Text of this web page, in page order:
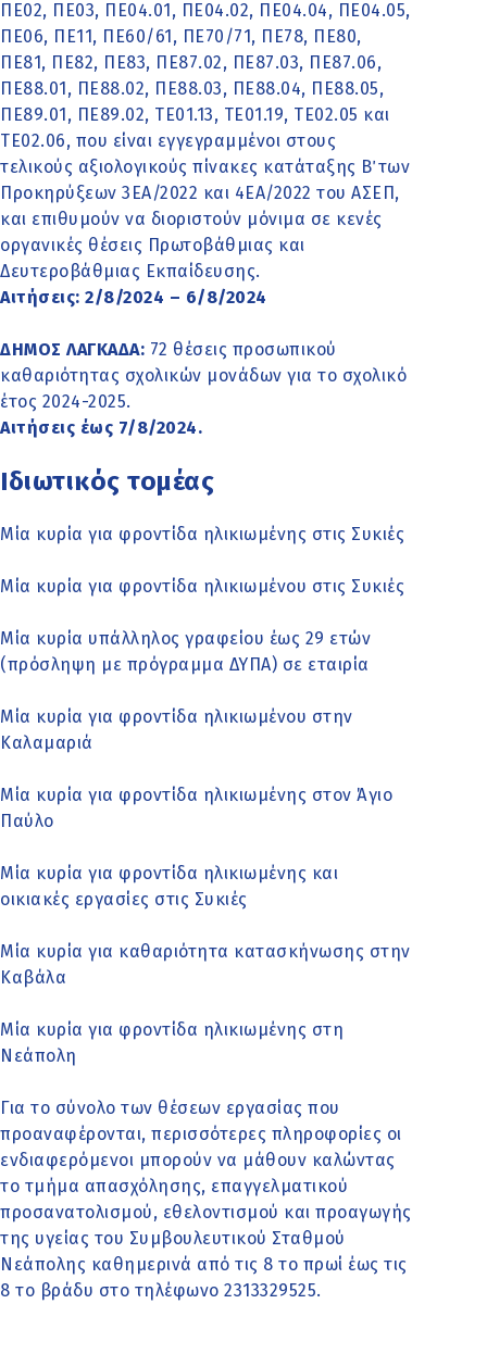
ΠΕ02, ΠΕ03, ΠΕ04.01, ΠΕ04.02, ΠΕ04.04, ΠΕ04.05,
ΠΕ06, ΠΕ11, ΠΕ60/61, ΠΕ70/71, ΠΕ78, ΠΕ80,
ΠΕ81, ΠΕ82, ΠΕ83, ΠΕ87.02, ΠΕ87.03, ΠΕ87.06,
ΠΕ88.01, ΠΕ88.02, ΠΕ88.03, ΠΕ88.04, ΠΕ88.05,
ΠΕ89.01, ΠΕ89.02, ΤΕ01.13, ΤΕ01.19, ΤΕ02.05 και
ΤΕ02.06, που είναι εγγεγραμμένοι στους
τελικούς αξιολογικούς πίνακες κατάταξης Β΄ των
Προκηρύξεων 3ΕΑ/2022 και 4ΕΑ/2022 του ΑΣΕΠ,
και επιθυμούν να διοριστούν μόνιμα σε κενές
οργανικές θέσεις Πρωτοβάθμιας και
Δευτεροβάθμιας Εκπαίδευσης.
Αιτήσεις: 2/8/2024 – 6/8/2024
ΔΗΜΟΣ ΛΑΓΚΑΔΑ: 72 θέσεις προσωπικού
καθαριότητας σχολικών μονάδων για το σχολικό
έτος 2024-2025.
Αιτήσεις έως 7/8/2024.
Ιδιωτικός τομέας
Μία κυρία για φροντίδα ηλικιωμένης στις Συκιές
Μία κυρία για φροντίδα ηλικιωμένου στις Συκιές
Μία κυρία υπάλληλος γραφείου έως 29 ετών
(πρόσληψη με πρόγραμμα ΔΥΠΑ) σε εταιρία
Μία κυρία για φροντίδα ηλικιωμένου στην
Καλαμαριά
Μία κυρία για φροντίδα ηλικιωμένης στον Άγιο
Παύλο
Μία κυρία για φροντίδα ηλικιωμένης και
οικιακές εργασίες στις Συκιές
Μία κυρία για καθαριότητα κατασκήνωσης στην
Καβάλα
Μία κυρία για φροντίδα ηλικιωμένης στη
Νεάπολη
Για το σύνολο των θέσεων εργασίας που
προαναφέρονται, περισσότερες πληροφορίες οι
ενδιαφερόμενοι μπορούν να μάθουν καλώντας
το τμήμα απασχόλησης, επαγγελματικού
προσανατολισμού, εθελοντισμού και προαγωγής
της υγείας του Συμβουλευτικού Σταθμού
Νεάπολης καθημερινά από τις 8 το πρωί έως τις
8 το βράδυ στο τηλέφωνο 2313329525.